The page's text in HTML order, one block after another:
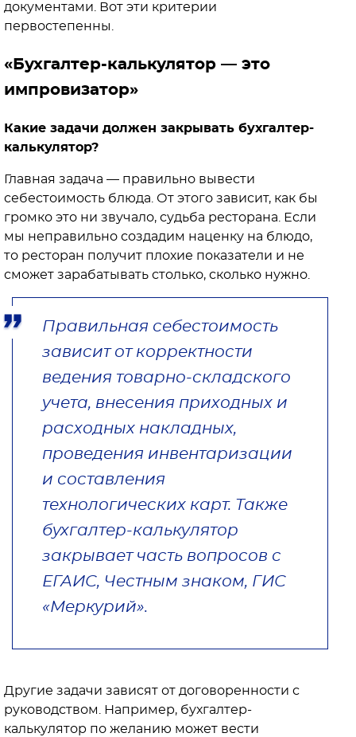
документами. Вот эти критерии
первостепенны.
«Бухгалтер-калькулятор — это
импровизатор»
Какие задачи должен закрывать бухгалтер-
калькулятор?
Главная задача — правильно вывести
себестоимость блюда. От этого зависит, как бы
громко это ни звучало, судьба ресторана. Если
мы неправильно создадим наценку на блюдо,
то ресторан получит плохие показатели и не
сможет зарабатывать столько, сколько нужно.
Правильная себестоимость
зависит от корректности
ведения товарно-складского
учета, внесения приходных и
расходных накладных,
проведения инвентаризации
и составления
технологических карт. Также
бухгалтер-калькулятор
закрывает часть вопросов с
ЕГАИС, Честным знаком, ГИС
«Меркурий».
Другие задачи зависят от договоренности с
руководством. Например, бухгалтер-
калькулятор по желанию может вести